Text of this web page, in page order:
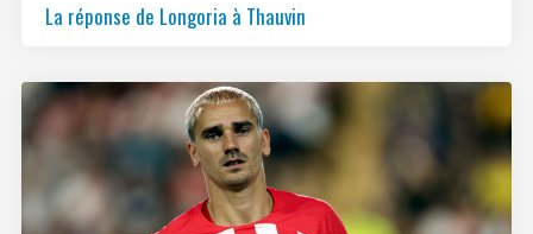
La réponse de Longoria à Thauvin